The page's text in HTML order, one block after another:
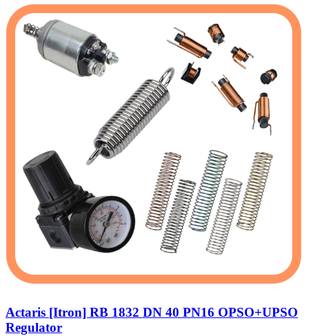
Actaris [Itron] RB 1832 DN 40 PN16 OPSO+UPSO
Regulator